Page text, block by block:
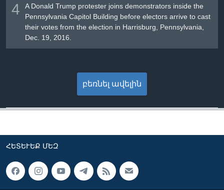
4
A Donald Trump protester joins demonstrators inside the
Pennsylvania Capitol Building before electors arrive to cast
their votes from the election in Harrisburg, Pennsylvania,
Dec. 19, 2016.
բեռնել ավելին
ՀԵՏԵՒԵՔ ՄԵԶ